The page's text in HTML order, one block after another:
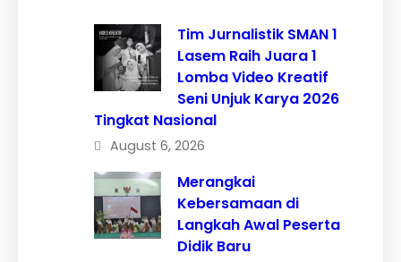
Tim Jurnalistik SMAN 1
Lasem Raih Juara 1
Lomba Video Kreatif
Seni Unjuk Karya 2026
Tingkat Nasional
August 6, 2026
Merangkai
Kebersamaan di
Langkah Awal Peserta
Didik Baru